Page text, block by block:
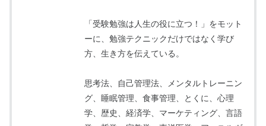
「受験勉強は人生の役に立つ！」をモット
ーに、勉強テクニックだけではなく学び
方、生き方を伝えている。
思考法、自己管理法、メンタルトレーニン
グ、睡眠管理、食事管理、とくに、心理
学、歴史、経済学、マーケティング、言語